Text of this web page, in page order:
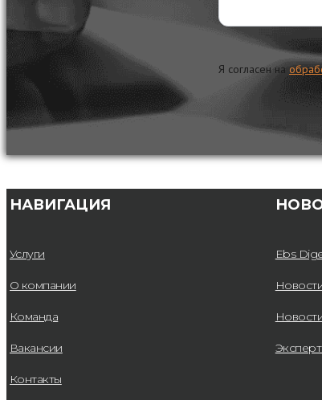
Я согласен на
НАВИГАЦИЯ
Услуги
О компании
Команда
Вакансии
Контакты
Ebs